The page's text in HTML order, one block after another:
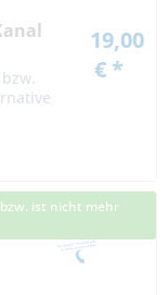
19,00
€ *
ist nicht mehr